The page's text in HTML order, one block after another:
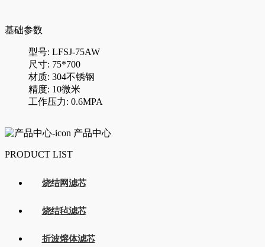
基础参数
型号: LFSJ-75AW
尺寸: 75*700
材质: 304不锈钢
精度: 10微米
工作压力: 0.6MPA
产品中心
PRODUCT LIST
烧结网滤芯
烧结毡滤芯
折波熔体滤芯